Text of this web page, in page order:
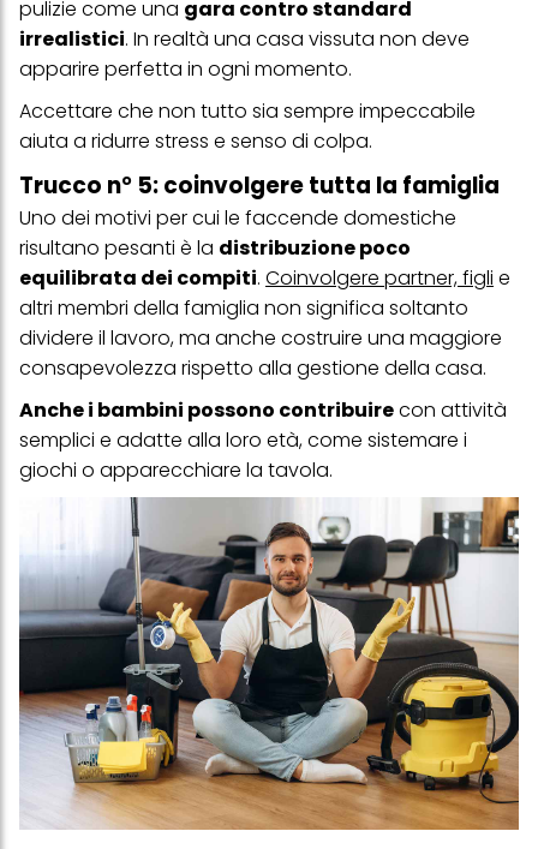
pulizie come una gara contro standard
irrealistici. In realtà una casa vissuta non deve
apparire perfetta in ogni momento.
Accettare che non tutto sia sempre impeccabile
aiuta a ridurre stress e senso di colpa.
Trucco n° 5: coinvolgere tutta la famiglia
Uno dei motivi per cui le faccende domestiche
risultano pesanti è la distribuzione poco
equilibrata dei compiti. Coinvolgere partner, figli e
altri membri della famiglia non significa soltanto
dividere il lavoro, ma anche costruire una maggiore
consapevolezza rispetto alla gestione della casa.
Anche i bambini possono contribuirecon attività
semplici e adatte alla loro età, come sistemare i
giochi o apparecchiare la tavola.